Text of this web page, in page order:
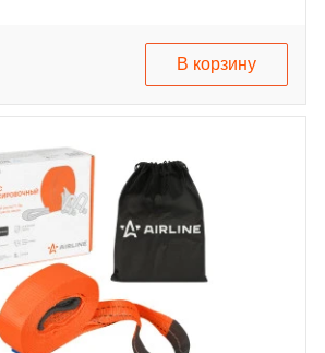
В корзину